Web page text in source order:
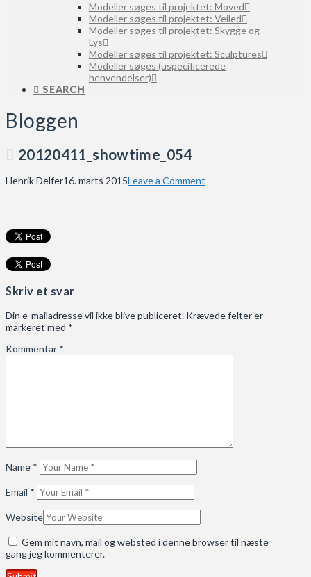
Modeller søges til projektet: Moved
Modeller søges til projektet: Veiled
Modeller søges til projektet: Skygge og
Lys
Modeller søges til projektet: Sculptures
Modeller søges (uspecificerede
henvendelser)
SEARCH
Bloggen
20120411_showtime_054
Henrik Delfer16. marts 2015Leave a Comment
Skriv et svar
Din e-mailadresse vil ikke blive publiceret. Krævede felter er
markeret med *
Kommentar *
Name *
Email *
Website
Gem mit navn, mail og websted i denne browser til næste
gang jeg kommenterer.